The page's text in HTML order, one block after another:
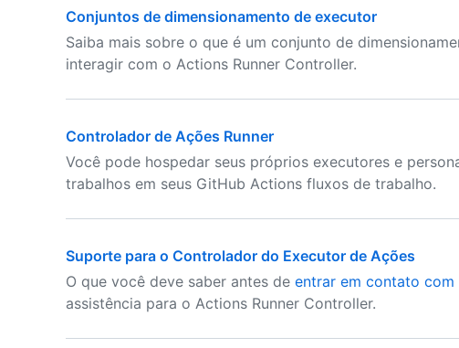
Conjuntos de dimensionamento de executor
Saiba mais sobre o que é um conjunto de
interagir com o Actions Runner Controller.
Controlador de Ações Runner
Você pode hospedar seus próprios executores e
trabalhos em seus GitHub Actions fluxos de trabalho.
Suporte para o Controlador do Executor de Ações
O que você deve saber antes de entrar em contato
assistência para o Actions Runner Controller.